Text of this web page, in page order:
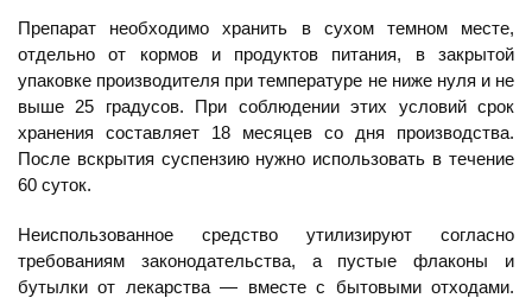
Препарат необходимо хранить в сухом темном месте,
отдельно от кормов и продуктов питания, в закрытой
упаковке производителя при температуре не ниже нуля и не
выше 25 градусов. При соблюдении этих условий срок
хранения составляет 18 месяцев со дня производства.
После вскрытия суспензию нужно использовать в течение
60 суток.
Неиспользованное средство утилизируют согласно
требованиям законодательства, а пустые флаконы и
бутылки от лекарства — вместе с бытовыми отходами.